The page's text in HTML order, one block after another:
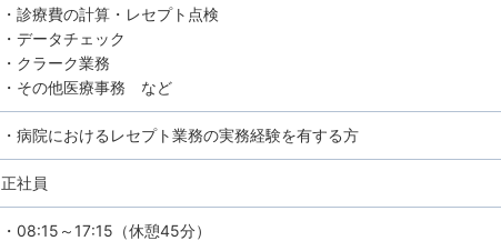
・診療費の計算・レセプト点検
・データチェック
・クラーク業務
・その他医療事務 など
・病院におけるレセプト業務の実務経験を有する方
正社員
・08:15～17:15（休憩45分）